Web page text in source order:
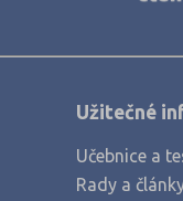
Užitečné
Učebnice a
Rady a